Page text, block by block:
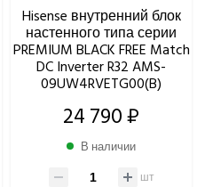
Hisense внутренний блок
настенного типа серии
PREMIUM BLACK FREE Match
DC Inverter R32 AMS-
09UW4RVETG00(B)
24 790 ₽
В наличии
шт